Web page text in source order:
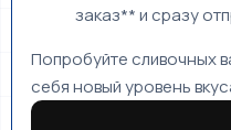
заказ** и сразу
Попробуйте сливочных
себя новый уровень